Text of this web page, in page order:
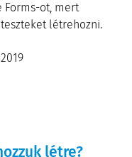
Forms-ot, mert
létrehozni.
létre?